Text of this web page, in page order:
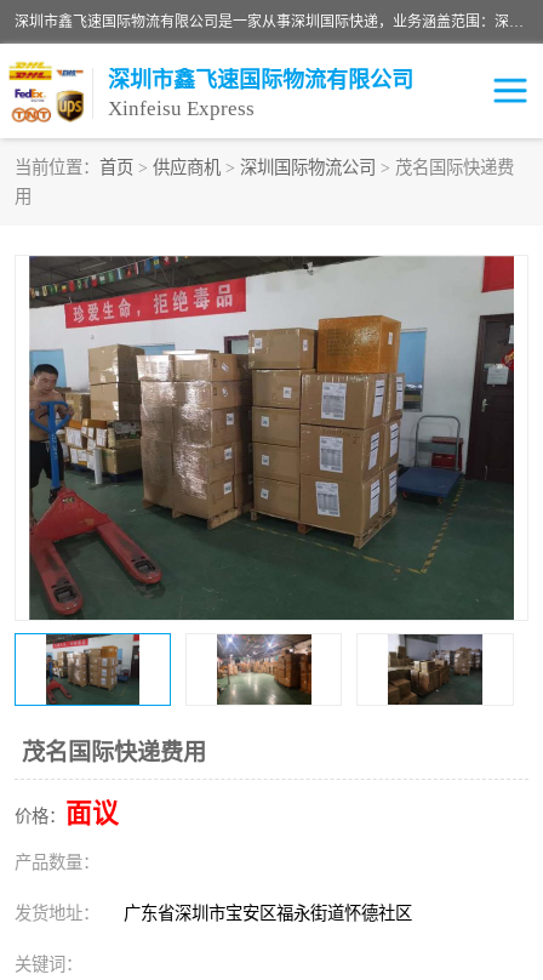
深圳市鑫飞速国际物流有限公司是一家从事深圳国际快递，业务涵盖范围：深圳DHL国际快递、深圳国际快递公司、深圳国际物流公司、深圳国际快递、深圳DHL国际快递电话可拨打全国服务热线：15019287411。欢迎各位亲来人来电到我司洽谈合作。
深圳市鑫飞速国际物流有限公司
Xinfeisu Express
当前位置： 首页 > 供应商机 > 深圳国际物流公司 > 茂名国际快递费
用
茂名国际快递费用
价格： 面议
产品数量：
发货地址： 广东省深圳市宝安区福永街道怀德社区
关键词：
俄罗斯快递 巴西快递
深圳DHL国际快递 伊朗快递
UPS国际快递 深圳国际快递公司
深圳国际物流公司 深圳国际快递电话
DHL国际快递电话 深圳国际快递
新能源电池出口物流